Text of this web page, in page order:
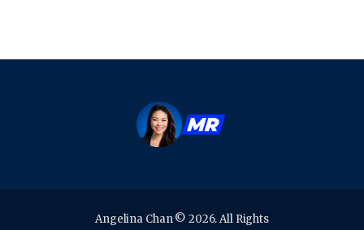
Angelina Chan © 2026. All Rights